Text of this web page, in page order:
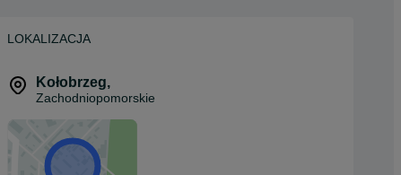
LOKALIZACJA
Kołobrzeg,
Zachodniopomorskie